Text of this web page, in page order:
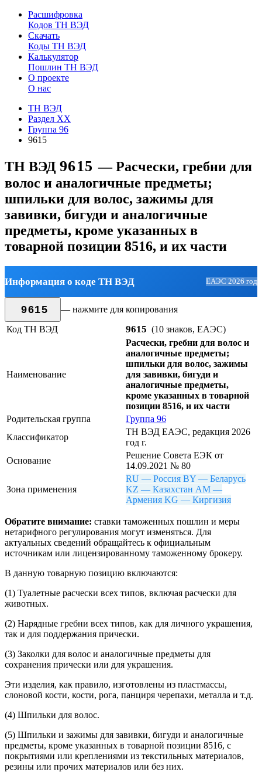
Расшифровка
Кодов ТН ВЭД
Скачать
Коды ТН ВЭД
Калькулятор
Пошлин ТН ВЭД
О проекте
О нас
ТН ВЭД
Раздел XX
Группа 96
9615
ТН ВЭД 9615— Расчески, гребни для
волос и аналогичные предметы;
шпильки для волос, зажимы для
завивки, бигуди и аналогичные
предметы, кроме указанных в
товарной позиции 8516, и их части
Информация о коде ТН ВЭД ЕАЭС 2026 год
9615
— нажмите для копирования
Код ТН ВЭД
9615 (10 знаков, ЕАЭС)
Наименование
Расчески, гребни для волос и
аналогичные предметы;
шпильки для волос, зажимы
для завивки, бигуди и
аналогичные предметы,
кроме указанных в товарной
позиции 8516, и их части
Родительская группа
Группа 96
Классификатор
ТН ВЭД ЕАЭС, редакция 2026
год г.
Основание
Решение Совета ЕЭК от
14.09.2021 № 80
Зона применения
RU — Россия BY — Беларусь
KZ — Казахстан AM —
Армения KG — Киргизия
Обратите внимание: ставки таможенных пошлин и меры
нетарифного регулирования могут изменяться. Для
актуальных сведений обращайтесь к официальным
источникам или лицензированному таможенному брокеру.
В данную товарную позицию включаются:
(1) Туалетные расчески всех типов, включая расчески для
животных.
(2) Нарядные гребни всех типов, как для личного украшения,
так и для поддержания прически.
(3) Заколки для волос и аналогичные предметы для
сохранения прически или для украшения.
Эти изделия, как правило, изготовлены из пластмассы,
слоновой кости, кости, рога, панциря черепахи, металла и т.д.
(4) Шпильки для волос.
(5) Шпильки и зажимы для завивки, бигуди и аналогичные
предметы, кроме указанных в товарной позиции 8516, с
покрытиями или креплениями из текстильных материалов,
резины или прочих материалов или без них.